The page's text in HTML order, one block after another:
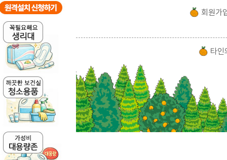
회원가
타인